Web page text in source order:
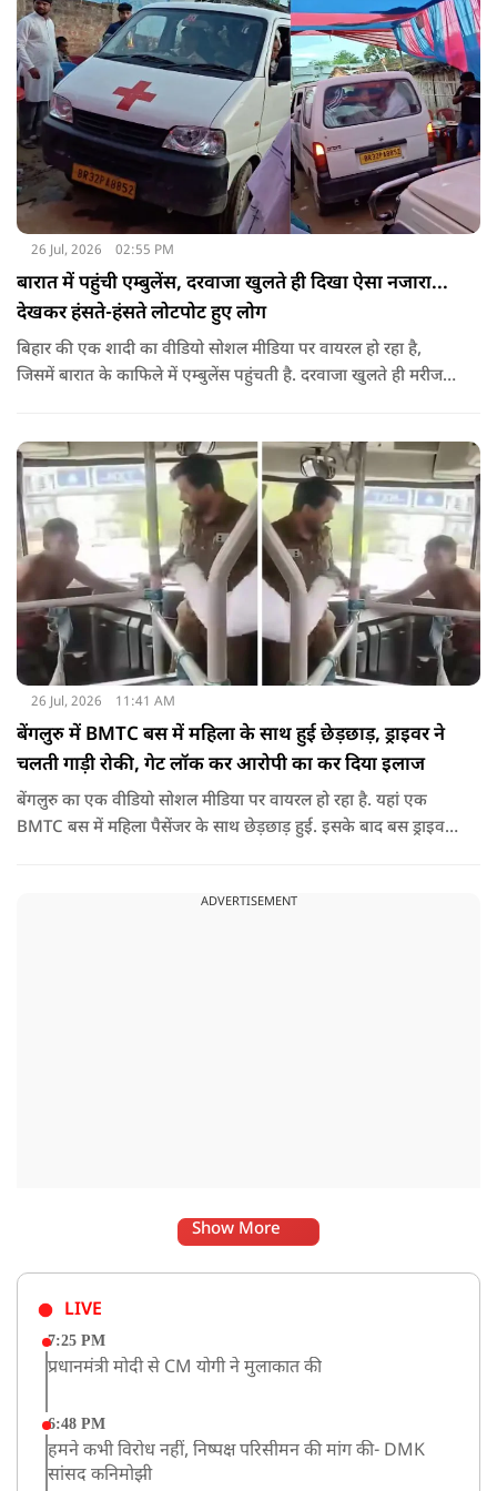
26 Jul, 2026 02:55 PM
बारात में पहुंची एम्बुलेंस, दरवाजा खुलते ही दिखा ऐसा नजारा...
देखकर हंसते-हंसते लोटपोट हुए लोग
बिहार की एक शादी का वीडियो सोशल मीडिया पर वायरल हो रहा है,
जिसमें बारात के काफिले में एम्बुलेंस पहुंचती है. दरवाजा खुलते ही मरीज
26 Jul, 2026 11:41 AM
बेंगलुरु में BMTC बस में महिला के साथ हुई छेड़छाड़, ड्राइवर ने
चलती गाड़ी रोकी, गेट लॉक कर आरोपी का कर दिया इलाज
बेंगलुरु का एक वीडियो सोशल मीडिया पर वायरल हो रहा है. यहां एक
BMTC बस में महिला पैसेंजर के साथ छेड़छाड़ हुई. इसके बाद बस ड्राइवर
ADVERTISEMENT
Show More
LIVE
7:25 PM
प्रधानमंत्री मोदी से CM योगी ने मुलाकात की
6:48 PM
हमने कभी विरोध नहीं, निष्पक्ष परिसीमन की मांग की- DMK
सांसद कनिमोझी